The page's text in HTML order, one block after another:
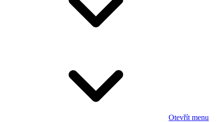
Otevřít menu